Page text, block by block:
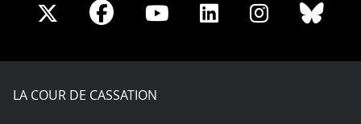
Share
X
Share
Facebook
Share
Youtube
Share
LinkedIn
Share
Instagram
LA COUR DE CASSATION